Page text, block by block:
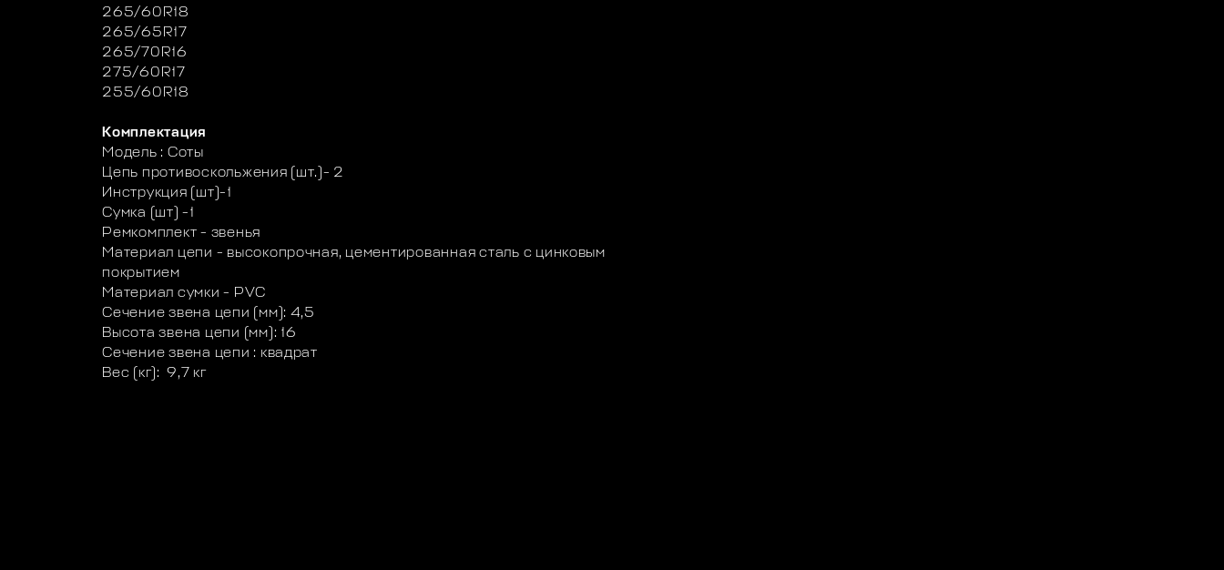
265/60R18
265/65R17
265/70R16
275/60R17
255/60R18
Комплектация
Модель : Соты
Цепь противоскольжения (шт.)- 2
Инструкция (шт)-1
Сумка (шт) -1
Ремкомплект - звенья
Материал цепи - высокопрочная, цементированная сталь с цинковым
покрытием
Материал сумки - PVC
Сечение звена цепи (мм): 4,5
Высота звена цепи (мм): 16
Сечение звена цепи : квадрат
Вес (кг): 9,7 кг